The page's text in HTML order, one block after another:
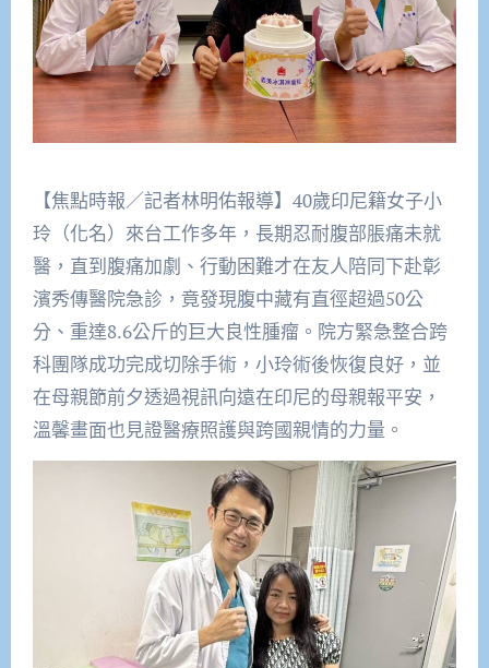
【焦點時報／記者林明佑報導】40歲印尼籍女子小
玲（化名）來台工作多年，長期忍耐腹部脹痛未就
醫，直到腹痛加劇、行動困難才在友人陪同下赴彰
濱秀傳醫院急診，竟發現腹中藏有直徑超過50公
分、重達8.6公斤的巨大良性腫瘤。院方緊急整合跨
科團隊成功完成切除手術，小玲術後恢復良好，並
在母親節前夕透過視訊向遠在印尼的母親報平安，
溫馨畫面也見證醫療照護與跨國親情的力量。